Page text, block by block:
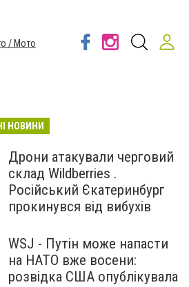
/ Мото
НОВИНИ
Дрони атакували черговий
склад Wildberries .
Російський Єкатеринбург
прокинувся від вибухів
WSJ - Путін може напасти
на НАТО вже восени:
розвідка США опублікувала